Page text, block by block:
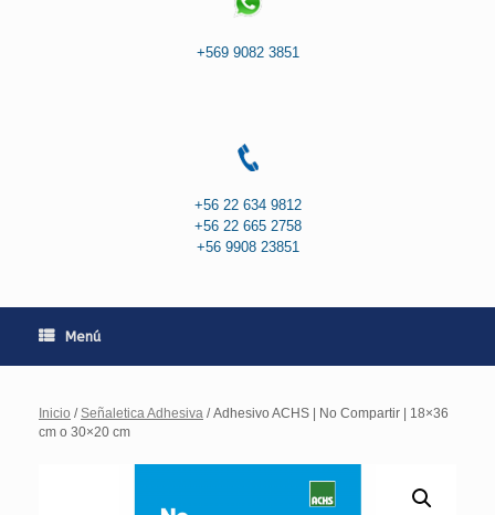
+569 9082 3851
+56 22 634 9812
+56 22 665 2758
+56 9908 23851
Menú
Inicio /Señaletica Adhesiva / Adhesivo ACHS | No Compartir | 18×36
cm o 30×20 cm